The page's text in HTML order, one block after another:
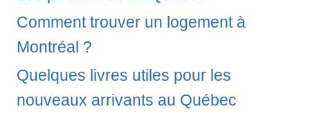
Comment trouver un logement à
Montréal ?
Quelques livres utiles pour les
nouveaux arrivants au Québec